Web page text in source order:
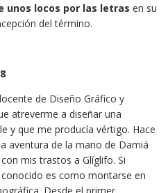
unos locos por las letras en su
del término.
de Diseño Gráfico y
atreverme a diseñar una
y que me producía vértigo. Hace
aventura de la mano de Damiá
mis trastos a Glíglifo. Si
es como montarse en
Desde el primer